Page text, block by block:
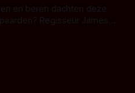
en beren dachten deze
Regisseur James